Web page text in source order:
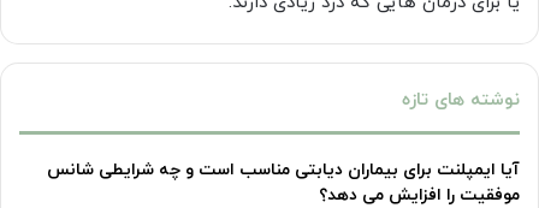
نوشته های تازه
آیا ایمپلنت برای بیماران دیابتی مناسب است و چه شرایطی شانس
موفقیت را افزایش می دهد؟